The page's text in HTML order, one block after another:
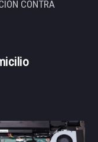
CONTRA